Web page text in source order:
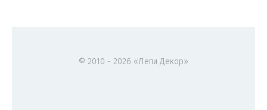
© 2010 - 2026 «Лепи Декор»